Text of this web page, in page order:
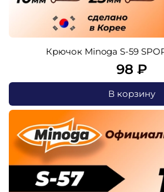
Крючок Minoga S-59
98 ₽
В корзину